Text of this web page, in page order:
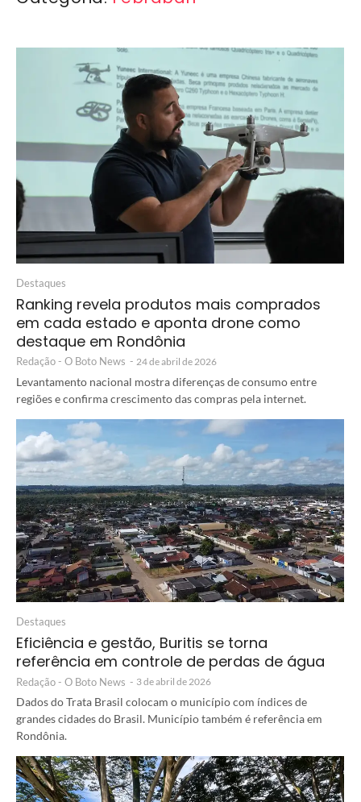
Destaques
Ranking revela produtos mais comprados
em cada estado e aponta drone como
destaque em Rondônia
Redação - O Boto News - 24 de abril de 2026
Levantamento nacional mostra diferenças de consumo entre
regiões e confirma crescimento das compras pela internet.
Destaques
Eficiência e gestão, Buritis se torna
referência em controle de perdas de água
Redação - O Boto News - 3 de abril de 2026
Dados do Trata Brasil colocam o município com índices de
grandes cidades do Brasil. Município também é referência em
Rondônia.